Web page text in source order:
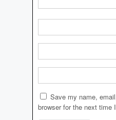
Save my name,
browser for the next time